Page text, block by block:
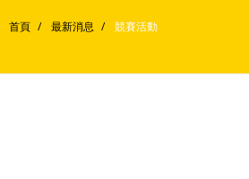
首頁 最新消息 競賽活動